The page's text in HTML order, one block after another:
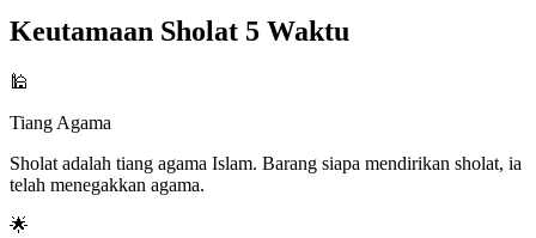
Keutamaan Sholat 5 Waktu
🕌
Tiang Agama
Sholat adalah tiang agama Islam. Barang siapa mendirikan sholat, ia
telah menegakkan agama.
🌟